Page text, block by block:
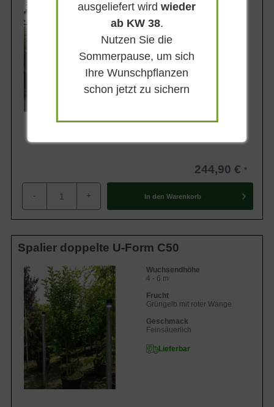
Frucht
Grüngelb mit roter Wange
Geschmack
Feinsäuerlich
Lieferbar
244,90 €
- + In den Warenkorb
Spalier doppelte U-Form C50
Wuchsendhöhe
4 - 6 m
Frucht
Grüngelb mit roter Wange
Geschmack
Feinsäuerlich
Lieferbar
ausgeliefert wirdwieder
ab KW 38.
Nutzen Sie die
Sommerpause, um sich
Ihre Wunschpflanzen
schon jetzt zu sichern